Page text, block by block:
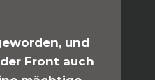
und
Front auch